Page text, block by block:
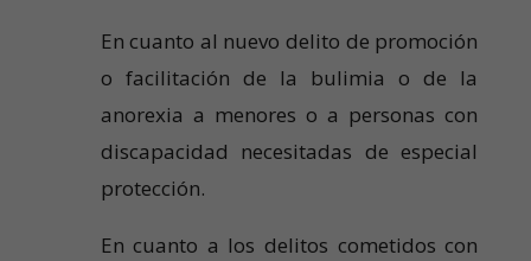
En cuanto al nuevo delito de promoción
o facilitación de la bulimia o de la
anorexia a menores o a personas con
discapacidad necesitadas de especial
protección.
En cuanto a los delitos cometidos con